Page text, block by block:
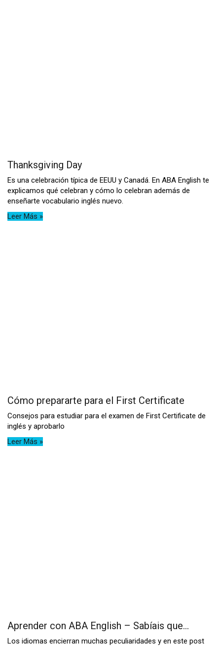
Thanksgiving Day
Es una celebración típica de EEUU y Canadá. En ABA English te
explicamos qué celebran y cómo lo celebran además de
enseñarte vocabulario inglés nuevo.
Leer Más »
Cómo prepararte para el First Certificate
Consejos para estudiar para el examen de First Certificate de
inglés y aprobarlo
Leer Más »
Aprender con ABA English – Sabíais que…
Los idiomas encierran muchas peculiaridades y en este post